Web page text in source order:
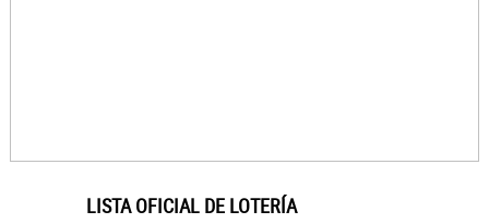
LISTA OFICIAL DE LOTERÍA